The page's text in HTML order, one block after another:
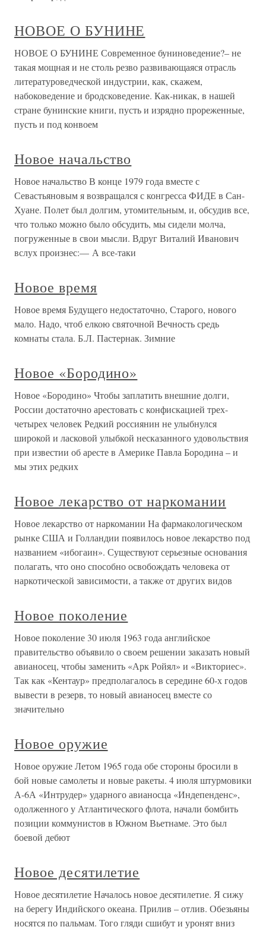
НОВОЕ О БУНИНЕ
НОВОЕ О БУНИНЕ Современное буниноведение?– не
такая мощная и не столь резво развивающаяся отрасль
литературоведческой индустрии, как, скажем,
набоковедение и бродсковедение. Как-никак, в нашей
стране бунинские книги, пусть и изрядно прореженные,
пусть и под конвоем
Новое начальство
Новое начальство В конце 1979 года вместе с
Севастьяновым я возвращался с конгресса ФИДЕ в Сан-
Хуане. Полет был долгим, утомительным, и, обсудив все,
что только можно было обсудить, мы сидели молча,
погруженные в свои мысли. Вдруг Виталий Иванович
вслух произнес:— А все-таки
Новое время
Новое время Будущего недостаточно, Старого, нового
мало. Надо, чтоб елкою святочной Вечность средь
комнаты стала. Б.Л. Пастернак. Зимние
Новое «Бородино»
Новое «Бородино» Чтобы заплатить внешние долги,
России достаточно арестовать с конфискацией трех-
четырех человек Редкий россиянин не улыбнулся
широкой и ласковой улыбкой несказанного удовольствия
при известии об аресте в Америке Павла Бородина – и
мы этих редких
Новое лекарство от наркомании
Новое лекарство от наркомании На фармакологическом
рынке США и Голландии появилось новое лекарство под
названием «ибогаин». Существуют серьезные основания
полагать, что оно способно освобождать человека от
наркотической зависимости, а также от других видов
Новое поколение
Новое поколение 30 июля 1963 года английское
правительство объявило о своем решении заказать новый
авианосец, чтобы заменить «Арк Ройял» и «Викториес».
Так как «Кентаур» предполагалось в середине 60-х годов
вывести в резерв, то новый авианосец вместе со
значительно
Новое оружие
Новое оружие Летом 1965 года обе стороны бросили в
бой новые самолеты и новые ракеты. 4 июля штурмовики
А-6А «Интрудер» ударного авианосца «Индепенденс»,
одолженного у Атлантического флота, начали бомбить
позиции коммунистов в Южном Вьетнаме. Это был
боевой дебют
Новое десятилетие
Новое десятилетие Началось новое десятилетие. Я сижу
на берегу Индийского океана. Прилив – отлив. Обезьяны
носятся по пальмам. Того гляди сшибут и уронят вниз